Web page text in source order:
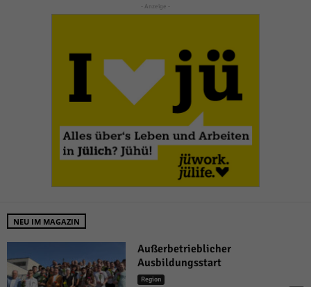
- Anzeige -
NEU IM MAGAZIN
Außerbetrieblicher
Ausbildungsstart
Region